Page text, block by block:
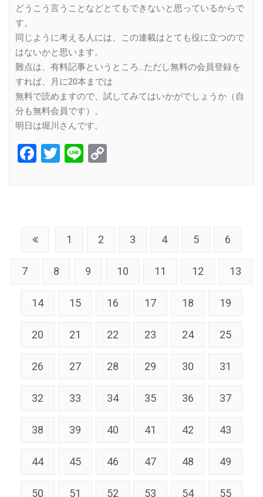
どうこう言うことなどとてもできないと思っているからで
す。
同じように考える人には、この連載はとても役に立つので
はないかと思います。
難点は、有料記事というところ…ただし無料の会員登録を
すれば、月に20本までは
無料で読めますので、試してみてはいかがでしょうか（自
分も無料会員です）。
明日は堀川さんです。
Facebook
Twitter
Line
1 2 3 4 5 6
7 8 9 10 11 12 13
14 15 16 17 18 19
20 21 22 23 24 25
26 27 28 29 30 31
32 33 34 35 36 37
38 39 40 41 42 43
44 45 46 47 48 49
50 51 52 53 54 55